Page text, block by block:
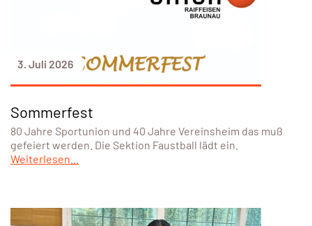
3. Juli 2026
Sommerfest
80 Jahre Sportunion und 40 Jahre Vereinsheim das muß
gefeiert werden. Die Sektion Faustball lädt ein.
Weiterlesen...